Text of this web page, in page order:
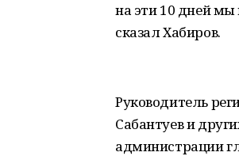
на эти 10 дней
сказал Хабиров.
Руководитель
Сабантуев и
администрации